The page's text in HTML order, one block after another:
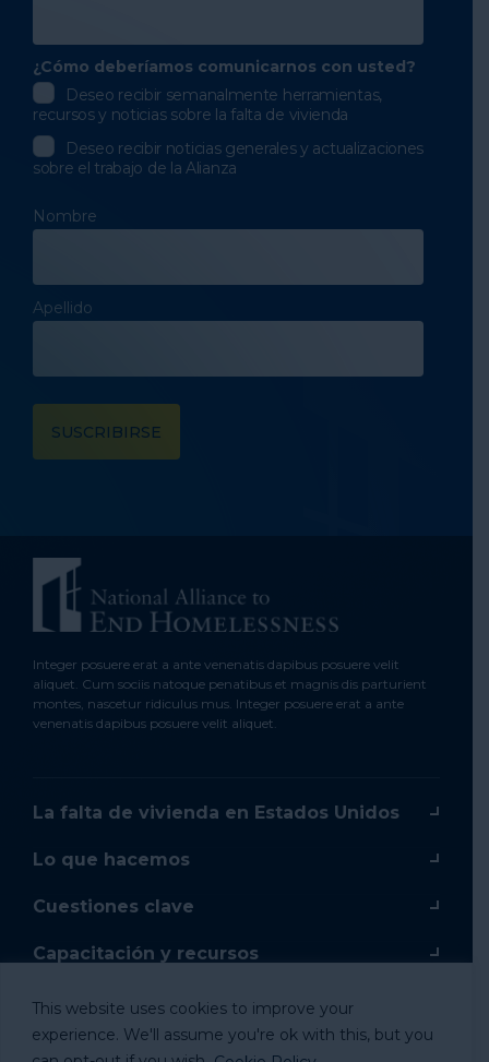
This website uses cookies to improve your
experience. We'll assume you're ok with this, but you
¿Cómo deberíamos comunicarnos con usted?
Deseo recibir semanalmente herramientas,
recursos y noticias sobre la falta de vivienda
Deseo recibir noticias generales y actualizaciones
sobre el trabajo de la Alianza
Nombre
Apellido
Integer posuere erat a ante venenatis dapibus posuere velit
aliquet. Cum sociis natoque penatibus et magnis dis parturient
montes, nascetur ridiculus mus. Integer posuere erat a ante
venenatis dapibus posuere velit aliquet.
La falta de vivienda en Estados Unidos
Lo que hacemos
Cuestiones clave
Capacitación y recursos
Capacitación en línea
Donar